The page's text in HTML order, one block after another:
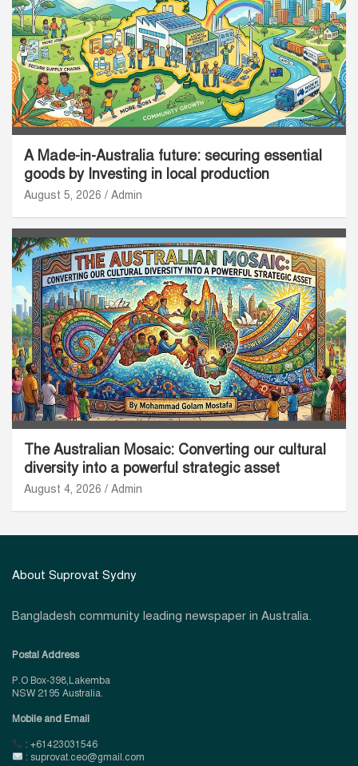
A Made-in-Australia future: securing essential
goods by Investing in local production
August 5, 2026 Admin
The Australian Mosaic: Converting our cultural
diversity into a powerful strategic asset
August 4, 2026 Admin
About Suprovat Sydny
Bangladesh community leading newspaper in Australia.
Postal Address
P.O Box-398,Lakemba
NSW 2195 Australia.
Mobile and Email
: +61423031546
: suprovat.ceo@gmail.com